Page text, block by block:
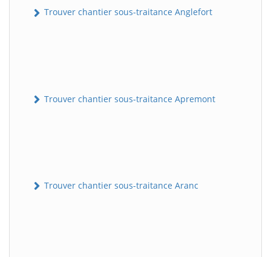
Trouver chantier sous-traitance Anglefort
Trouver chantier sous-traitance Apremont
Trouver chantier sous-traitance Aranc